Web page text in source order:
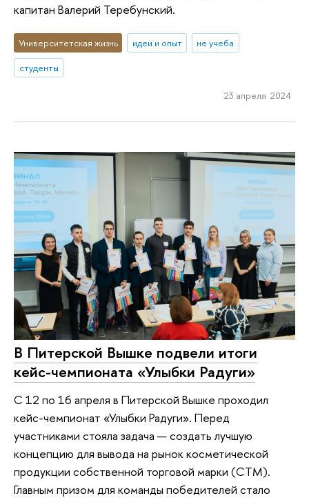
капитан Валерий Теребунский.
Университетская жизнь идеи и опыт
не учеба
студенты
23 апреля 2024
В Питерской Вышке подвели итоги
кейс-чемпионата «Улыбки Радуги»
С 12 по 16 апреля в Питерской Вышке проходил
кейс-чемпионат «Улыбки Радуги». Перед
участниками стояла задача — создать лучшую
концепцию для вывода на рынок косметической
продукции собственной торговой марки (СТМ).
Главным призом для команды победителей стало